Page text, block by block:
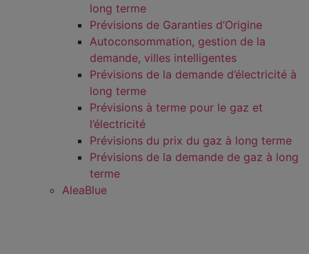
long terme
Prévisions de Garanties d’Origine
Autoconsommation, gestion de la
demande, villes intelligentes
Prévisions de la demande d’électricité à
long terme
Prévisions à terme pour le gaz et
l’électricité
Prévisions du prix du gaz à long terme
Prévisions de la demande de gaz à long
terme
AleaBlue